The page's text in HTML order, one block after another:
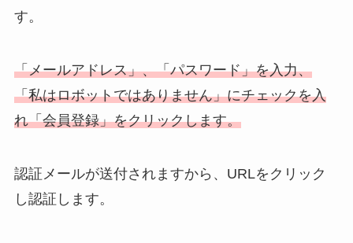
す。
「メールアドレス」、「パスワード」を入力、
「私はロボットではありません」にチェックを入
れ「会員登録」をクリックします。
認証メールが送付されますから、URLをクリック
し認証します。